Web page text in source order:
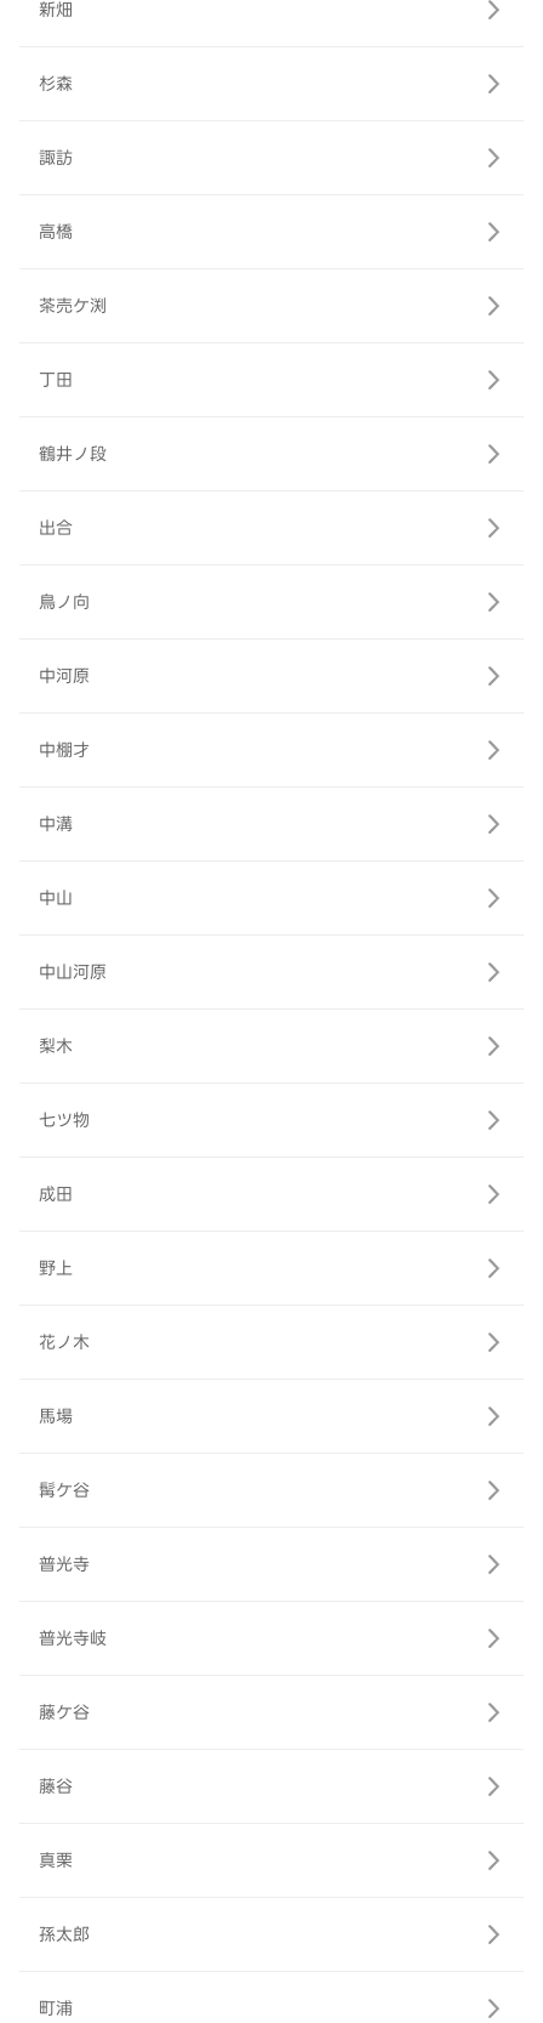
新畑
杉森
諏訪
高橋
茶売ケ渕
丁田
鶴井ノ段
出合
鳥ノ向
中河原
中棚才
中溝
中山
中山河原
梨木
七ツ物
成田
野上
花ノ木
馬場
髯ケ谷
普光寺
普光寺岐
藤ケ谷
藤谷
真栗
孫太郎
町浦